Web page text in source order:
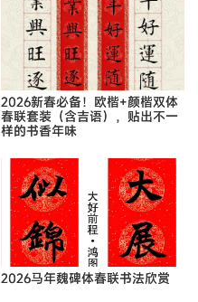
2026新春必备！欧楷+颜楷双体
春联套装（含吉语），贴出不一
样的书香年味
2026马年魏碑体春联书法欣赏